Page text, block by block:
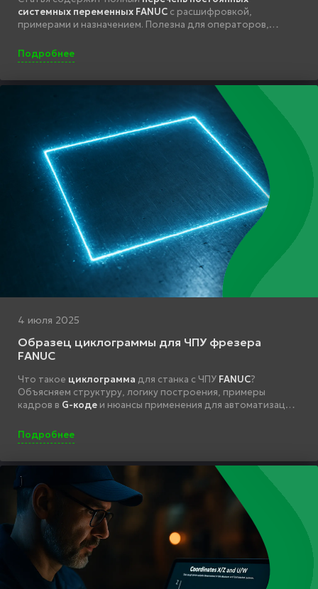
системных переменных FANUC с расшифровкой,
примерами и назначением. Полезна для операторов,
Подробнее
4 июля 2025
Образец циклограммы для ЧПУ фрезера
FANUC
Что такое циклограмма для станка с ЧПУ FANUC?
Объясняем структуру, логику построения, примеры
кадров в G-коде и нюансы применения для автоматизации
Подробнее